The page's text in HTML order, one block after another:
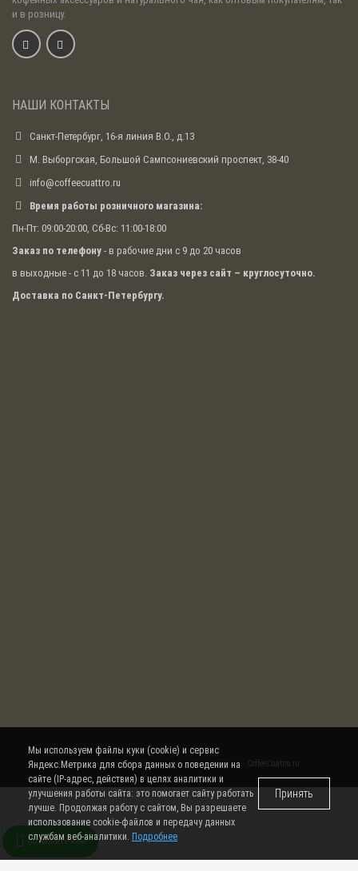
и в розницу.
НАШИ КОНТАКТЫ
Санкт-Петербург, 16-я линия В.О., д.13
М. Выборгская, Большой Сампсониевский проспект, 38-40
info@coffeecuattro.ru
Время работы розничного магазина:
Пн-Пт: 09:00-20:00, Сб-Вс: 11:00-18:00
Заказ по телефону - в рабочие дни с 9 до 20 часов
в выходные - с 11 до 18 часов. Заказ через сайт – круглосуточно.
Доставка по Санкт-Петербургу.
© 2008-2026 Интернет магазин кофе, чая и кофемашин CoffeeCuattro.ru
Позвоните нам
Мы используем файлы куки (cookie) и сервис
Яндекс.Метрика для сбора данных о поведении на
сайте (IP-адрес, действия) в целях аналитики и
улучшения работы сайта: это помогает сайту работать
лучше. Продолжая работу с сайтом, Вы разрешаете
использование cookie-файлов и передачу данных
службам веб-аналитики. Подробнее
Принять